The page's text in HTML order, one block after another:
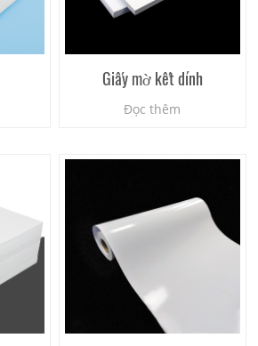
Giấy mờ kết dính
Đọc thêm